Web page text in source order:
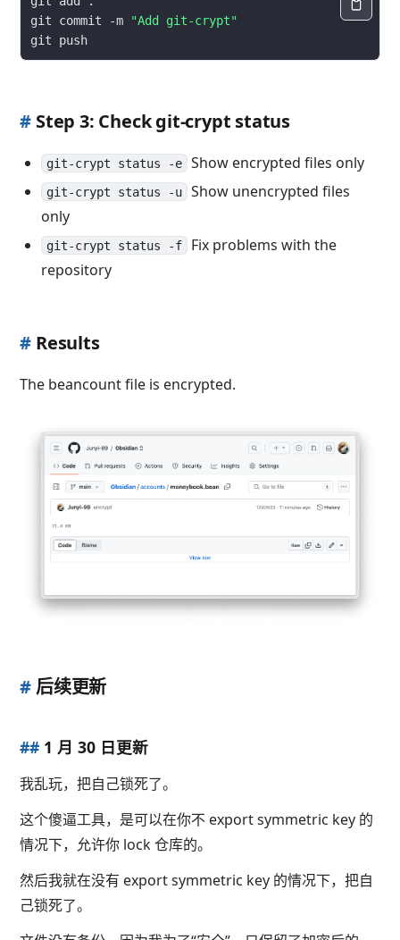
git commit -m
"Add git-crypt"
# Step 3: Check git-crypt status
git-crypt status -e Show encrypted files only
git-crypt status -u
Show unencrypted files
only
git-crypt status -f
Fix problems with the
repository
# Results
The beancount file is encrypted.
#后续更新
## 1 月 30 日更新
我乱玩，把自己锁死了。
这个傻逼工具，是可以在你不 export symmetric key 的
情况下，允许你 lock 仓库的。
然后我就在没有 export symmetric key 的情况下，把自
己锁死了。